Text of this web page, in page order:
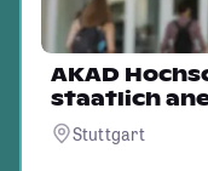
AKAD
staatlich
Stuttgart